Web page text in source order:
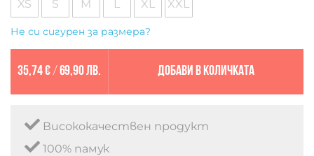
XS S M L XL XXL
Не си сигурен за размера?
35,74 €/ 69,90 лв. Добави в количката
Висококачествен продукт
100% памук